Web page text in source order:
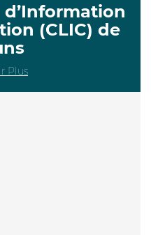
(CLIC) de
Plus